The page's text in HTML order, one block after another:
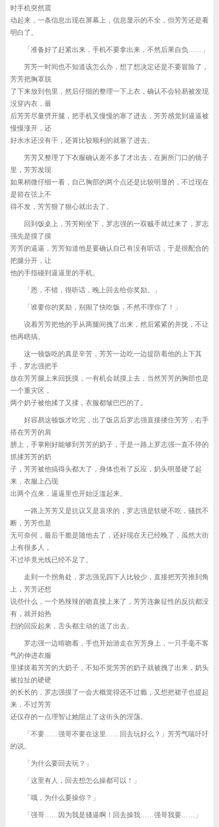
时手机突然震
动起来，一条信息出现在屏幕上，信息显示的不全，但芳芳还是看
明白了。
「准备好了赶紧出来，手机不要拿出来，不然后果自负……」
芳芳一时间也不知道该怎么办，想了想决定还是不要冒险了，
芳芳把胸罩脱
了下来放到包里，然后仔细的整理一下上衣，确认不会轻易被发现
没穿内衣，最
后芳芳尽量劈开腿，把手机又慢慢的塞了进去，芳芳感觉到逼逼被
慢慢涨开，还
好水水还没有干，还算比较顺利的就塞了进去。
芳芳又整理了下衣服确认差不多了才出去，在厕所门口的镜子
里，芳芳发现
如果稍微仔细一看，自己胸部的两个点还是比较明显的，不过现在
是箭在弦上不
得不发，芳芳狠了狠心就出去了。
回到饭桌上，芳芳刚坐下，罗志强的一双贼手就过来了，罗志
强先是摸了摸
芳芳的逼逼，芳芳知道他是要确认自己有没有听话，于是很配合的
把腿分开，让
他的手指碰到逼逼里的手机。
「恩，不错，很听话，晚上回去给你奖励。」
「谁要你的奖励，别闹了快吃饭，不然不理你了！」
说着芳芳把他的手从两腿间拽了出来，然后紧紧的并拢，不让
他再瞎搞。
这一顿饭吃的真是辛苦，芳芳一边吃一边提防着他的上下其
手，罗志强把手
放在芳芳腿上来回抚摸，一有机会就摸上去，当然芳芳的胸部也是
一个重灾区，
两个奶子被他揉了又揉，衣服都皱巴巴的了。
好容易这顿饭才吃完，出了饭店后罗志强直接搂住芳芳，右手
搭在芳芳的肩
膀上，手掌刚好能够到芳芳的奶子，于是一路上罗志强一直不停的
抓揉芳芳的奶
子，芳芳被他搞得头都大了，身体也有了反应，奶头明显硬了起
来，衣服上凸现
出两个点来，逼逼里也开始泛滥起来。
一路上芳芳又是抗议又是哀求的，罗志强是软硬不吃，骚扰不
断，芳芳也是
无可奈何，最后干脆是随他去了，还好现在天已经晚了，虽然大街
上有很多人，
不过毕竟光线已经不足了。
走到一个拐角处，罗志强见四下人比较少，直接把芳芳推到角
上，芳芳还想
说些什么，一个热辣辣的吻直接上来了，芳芳连象征性的反抗都没
有，就开始热
烈的回应起来，舌头都主动的送了出去。
罗志强一边啃吻着，手也开始游走在芳芳身上，一只手毫不客
气的伸进衣服
里揉搓着芳芳的大奶子，不知不觉芳芳的奶子就被拽了出来，奶头
被拉扯的硬硬
的长长的，罗志强摸了一会大概觉得还不过瘾，又想把裙子也提起
来，不过芳芳
还仅存的一点理智让她阻止了这街头的淫荡。
「不要……强哥不要在这里……回去玩好么？」芳芳气喘吁吁
的说。
「为什么要回去玩？」
「这里有人，回去想怎么操都可以！」
「哦，为什么要操你？」
「强哥……因为我是骚逼啊！回去操我……强哥我要……」